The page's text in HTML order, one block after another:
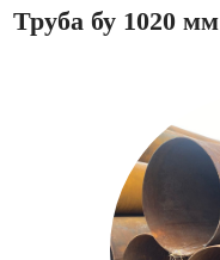
Труба бу 1020 мм